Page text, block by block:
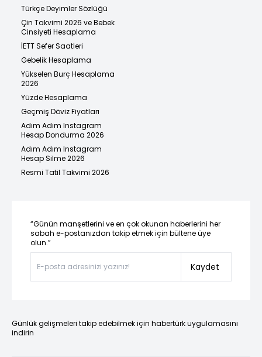
Türkçe Deyimler Sözlüğü
Çin Takvimi 2026 ve Bebek
Cinsiyeti Hesaplama
İETT Sefer Saatleri
Gebelik Hesaplama
Yükselen Burç Hesaplama
2026
Yüzde Hesaplama
Geçmiş Döviz Fiyatları
Adım Adım Instagram
Hesap Dondurma 2026
Adım Adım Instagram
Hesap Silme 2026
Resmi Tatil Takvimi 2026
“Günün manşetlerini ve en çok okunan haberlerini her
sabah e-postanızdan takip etmek için bültene üye
olun.”
Kaydet
Günlük gelişmeleri takip edebilmek için habertürk uygulamasını
indirin